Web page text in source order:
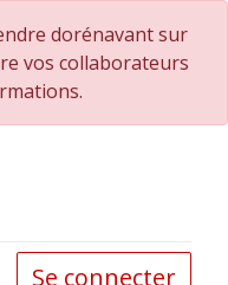
dorénavant sur
vos collaborateurs
Se connecter